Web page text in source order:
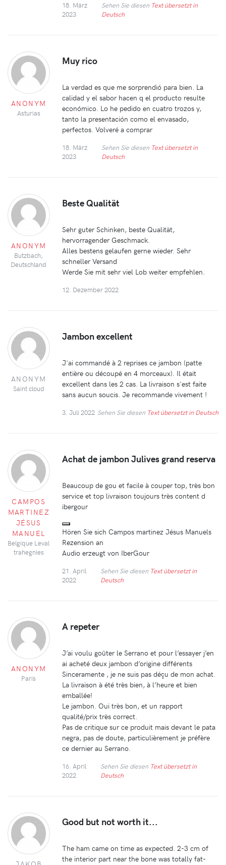
18. März
2023
Sehen Sie diesen Text übersetzt in
Deutsch
ANONYM
Asturias
Muy rico
La verdad es que me sorprendió para bien. La
calidad y el sabor hacen q el producto resulte
económico. Lo he pedido en cuatro trozos y,
tanto la presentación como el envasado,
perfectos. Volveré a comprar
18. März
2023
Sehen Sie diesen Text übersetzt in
Deutsch
ANONYM
Butzbach,
Deutschland
Beste Qualität
Sehr guter Schinken, beste Qualität,
hervorragender Geschmack.
Alles bestens gelaufen gerne wieder. Sehr
schneller Versand
Werde Sie mit sehr viel Lob weiter empfehlen.
12. Dezember 2022
ANONYM
Saint cloud
Jambon excellent
J'ai commandé à 2 reprises ce jambon (patte
entière ou découpé en 4 morceaux). Il était
excellent dans les 2 cas. La livraison s'est faite
sans aucun soucis. Je recommande vivement !
3. Juli 2022 Sehen Sie diesen Text übersetzt in Deutsch
CAMPOS
MARTINEZ
JÉSUS
MANUEL
Belgique Leval
trahegnies
Achat de jambon Julives grand reserva
Beaucoup de gou et facile à couper top, très bon
service et top livraison toujours très content d
ibergour
Hören Sie sich Campos martinez Jésus Manuels
Rezension an
Audio erzeugt von IberGour
21. April
2022
Sehen Sie diesen Text übersetzt in
Deutsch
ANONYM
Paris
A repeter
J’ai voulu goûter le Serrano et pour l’essayer j’en
ai acheté deux jambon d’origine différents
Sinceramente , je ne suis pas déçu de mon achat.
La livraison à été très bien, à l’heure et bien
emballée!
Le jambon. Oui très bon, et un rapport
qualité/prix très correct.
Pas de critique sur ce produit mais devant le pata
negra, pas de doute, particulièrement je préfère
ce dernier au Serrano.
16. April
2022
Sehen Sie diesen Text übersetzt in
Deutsch
Good but not worth it...
The ham came on time as expected. 2-3 cm of
the interior part near the bone was totally fat-